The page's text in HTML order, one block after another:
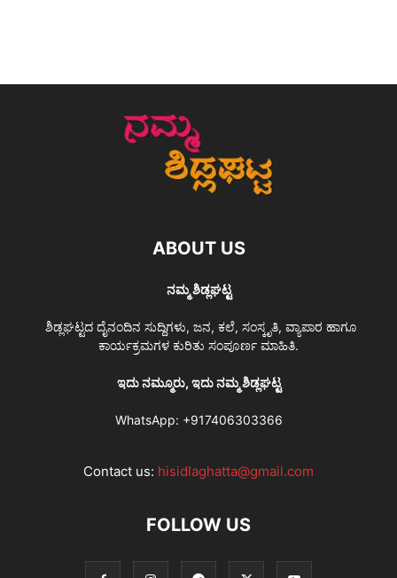
ABOUT US
ನಮ್ಮ ಶಿಡ್ಲಘಟ್ಟ
ಶಿಡ್ಲಘಟ್ಟದ ದೈನಂದಿನ ಸುದ್ದಿಗಳು, ಜನ, ಕಲೆ, ಸಂಸ್ಕೃತಿ, ವ್ಯಾಪಾರ ಹಾಗೂ
ಕಾರ್ಯಕ್ರಮಗಳ ಕುರಿತು ಸಂಪೂರ್ಣ ಮಾಹಿತಿ.
ಇದು ನಮ್ಮೂರು, ಇದು ನಮ್ಮ ಶಿಡ್ಲಘಟ್ಟ
WhatsApp: +917406303366
Contact us: hisidlaghatta@gmail.com
FOLLOW US